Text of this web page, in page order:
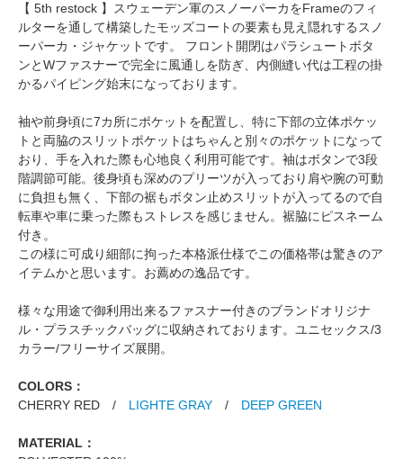
【 5th restock 】スウェーデン軍のスノーパーカをFrameのフィ
ルターを通して構築したモッズコートの要素も見え隠れするスノ
ーパーカ・ジャケットです。 フロント開閉はパラシュートボタ
ンとWファスナーで完全に風通しを防ぎ、内側縫い代は工程の掛
かるパイピング始末になっております。
袖や前身頃に7カ所にポケットを配置し、特に下部の立体ポケッ
トと両脇のスリットポケットはちゃんと別々のポケットになって
おり、手を入れた際も心地良く利用可能です。袖はボタンで3段
階調節可能。後身頃も深めのプリーツが入っており肩や腕の可動
に負担も無く、下部の裾もボタン止めスリットが入ってるので自
転車や車に乗った際もストレスを感じません。裾脇にピスネーム
付き。
この様に可成り細部に拘った本格派仕様でこの価格帯は驚きのア
イテムかと思います。お薦めの逸品です。
様々な用途で御利用出来るファスナー付きのブランドオリジナ
ル・プラスチックバッグに収納されております。ユニセックス/3
カラー/フリーサイズ展開。
COLORS：
CHERRY RED / LIGHTE GRAY / DEEP GREEN
MATERIAL：